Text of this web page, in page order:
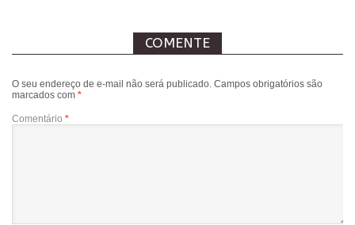
COMENTE
O seu endereço de e-mail não será publicado. Campos obrigatórios são
marcados com *
Comentário *